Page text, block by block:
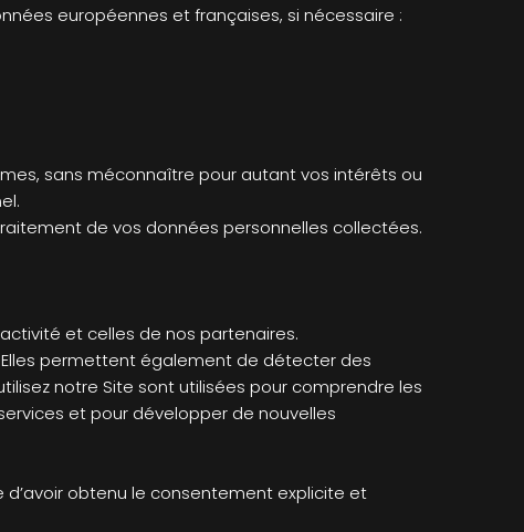
européennes et françaises, si nécessaire :
sans méconnaître pour autant vos intérêts ou
de vos données personnelles collectées.
et celles de nos partenaires.
permettent également de détecter des
notre Site sont utilisées pour comprendre les
et pour développer de nouvelles
d’avoir obtenu le consentement explicite et